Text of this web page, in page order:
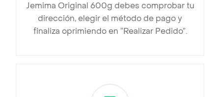
Jemima Original 600g debes comprobar tu
dirección, elegir el método de pago y
finaliza oprimiendo en “Realizar Pedido”.